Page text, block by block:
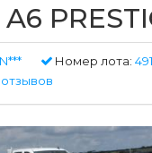
Номер лота: